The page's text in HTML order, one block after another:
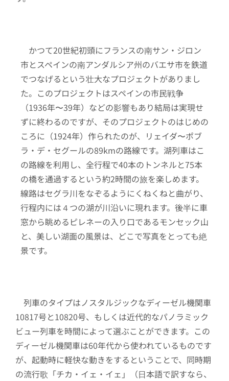
かつて20世紀初頭にフランスの南サン・ジロン
市とスペインの南アンダルシア州のバエサ市を鉄道
でつなげるという壮大なプロジェクトがありまし
た。このプロジェクトはスペインの市民戦争
（1936年〜39年）などの影響もあり結局は実現せ
ずに終わるのですが、そのプロジェクトのはじめの
ころに（1924年）作られたのが、リェイダ〜ポブ
ラ・デ・セグールの89kmの路線です。湖列車はこ
の路線を利用し、全行程で40本のトンネルと75本
の橋を通過するという約2時間の旅を楽しめます。
線路はセグラ川をなぞるようにくねくねと曲がり、
行程内には４つの湖が川沿いに現れます。後半に車
窓から眺めるピレネーの入り口であるモンセック山
と、美しい湖面の風景は、どこで写真をとっても絶
景です。
列車のタイプはノスタルジックなディーゼル機関車
10817号と10820号、もしくは近代的なパノラミック
ビュー列車を時間によって選ぶことができます。この
ディーゼル機関車は60年代から使われているものです
が、起動時に軽快な動きをするということで、同時期
の流行歌「チカ・イェ・イェ」（日本語で訳すなら、